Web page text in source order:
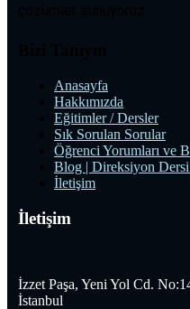
Anasayfa
Hakkımızda
Eğitimler / Dersler
Sık Sorulan Sorular
Öğrenci Yorumları ve
Blog | Direksiyon
İletişim
İletişim
İzzet Paşa, Yeni Yol Cd.
İstanbul